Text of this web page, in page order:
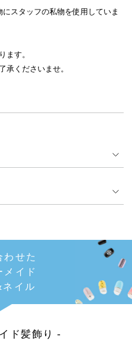
スタッフの私物を使用していま
ます。
承くださいませ。
わせた
メイド
イル
ド髪飾り -